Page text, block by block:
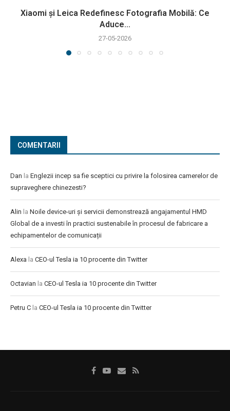
Xiaomi și Leica Redefinesc Fotografia Mobilă: Ce
Aduce...
27-05-2026
COMENTARII
Dan la Englezii incep sa fie sceptici cu privire la folosirea camerelor de
supraveghere chinezesti?
Alin la Noile device-uri și servicii demonstrează angajamentul HMD
Global de a investi în practici sustenabile în procesul de fabricare a
echipamentelor de comunicații
Alexa la CEO-ul Tesla ia 10 procente din Twitter
Octavian la CEO-ul Tesla ia 10 procente din Twitter
Petru C la CEO-ul Tesla ia 10 procente din Twitter